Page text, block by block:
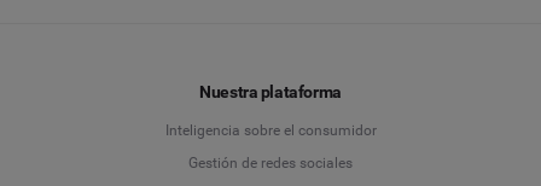
Nuestra plataforma
Inteligencia sobre el consumidor
Gestión de redes sociales